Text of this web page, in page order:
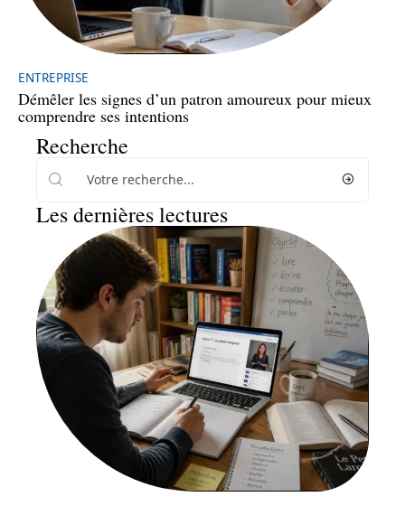
ENTREPRISE
Démêler les signes d’un patron amoureux pour mieux
comprendre ses intentions
Recherche
Les dernières lectures